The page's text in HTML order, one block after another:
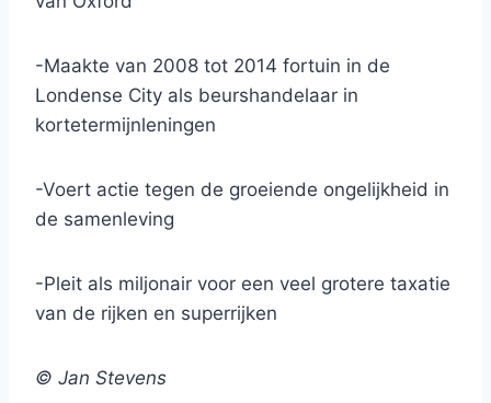
-Maakte van 2008 tot 2014 fortuin in de
Londense City als beurshandelaar in
kortetermijnleningen
-Voert actie tegen de groeiende ongelijkheid in
de samenleving
-Pleit als miljonair voor een veel grotere taxatie
van de rijken en superrijken
© Jan Stevens